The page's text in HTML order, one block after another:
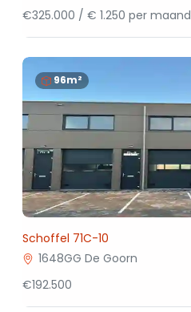
€325.000 / € 1.250 per maand
96m²
Schoffel 71C-10
1648GG De Goorn
€192.500